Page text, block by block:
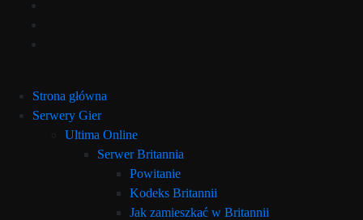
Strona główna
Serwery Gier
Ultima Online
Serwer Britannia
Powitanie
Kodeks Britannii
Jak zamieszkać w Britannii